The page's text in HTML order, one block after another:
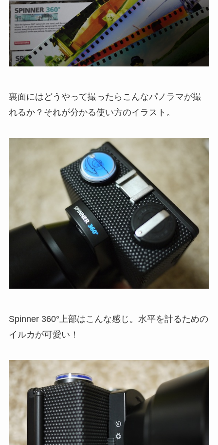
裏面にはどうやって撮ったらこんなパノラマが撮
れるか？それが分かる使い方のイラスト。
Spinner 360°上部はこんな感じ。水平を計るための
イルカが可愛い！